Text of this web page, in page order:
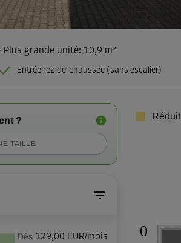
· Plus grande unité: 10,9 m²
Entrée rez-de-chaussée (sans escalier)
?
TAILLE
Dès 129,00 EUR/mois
Réduit
0